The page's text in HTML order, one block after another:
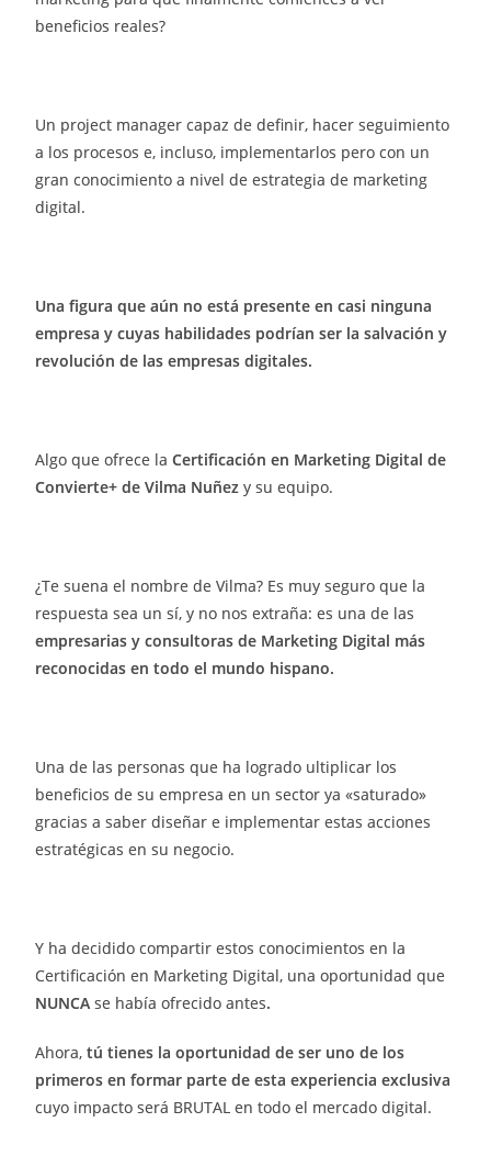
beneficios reales?
Un project manager capaz de definir, hacer seguimiento
a los procesos e, incluso, implementarlos pero con un
gran conocimiento a nivel de estrategia de marketing
digital.
Una figura que aún no está presente en casi ninguna
empresa y cuyas habilidades podrían ser la salvación y
revolución de las empresas digitales.
Algo que ofrece laCertificación en Marketing Digital de
Convierte+ de Vilma Nuñezy su equipo.
¿Te suena el nombre de Vilma? Es muy seguro que la
respuesta sea un sí, y no nos extraña: es una de las
empresarias y consultoras de Marketing Digital más
reconocidas en todo el mundo hispano.
Una de las personas que ha logrado ultiplicar los
beneficios de su empresa en un sector ya «saturado»
gracias a saber diseñar e implementar estas acciones
estratégicas en su negocio.
Y ha decidido compartir estos conocimientos en la
Certificación en Marketing Digital, una oportunidad que
NUNCA se había ofrecido antes.
Ahora,tú tienes la oportunidad de ser uno de los
primeros en formar parte de esta experiencia exclusiva
cuyo impacto será BRUTAL en todo el mercado digital.